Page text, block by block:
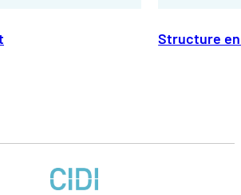
Structure